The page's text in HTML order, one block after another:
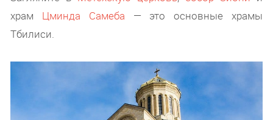
храм Цминда Самеба — это основные храмы
Тбилиси.